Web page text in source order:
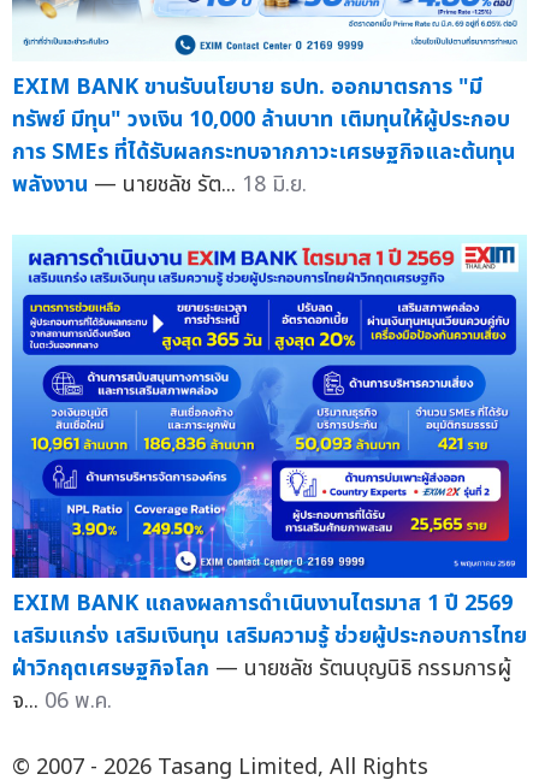
EXIM BANK ขานรับนโยบาย ธปท. ออกมาตรการ "มี
ทรัพย์ มีทุน" วงเงิน 10,000 ล้านบาท เติมทุนให้ผู้ประกอบ
การ SMEs ที่ได้รับผลกระทบจากภาวะเศรษฐกิจและต้นทุน
พลังงาน — นายชลัช รัต... 18 มิ.ย.
EXIM BANK แถลงผลการดำเนินงานไตรมาส 1 ปี 2569
เสริมแกร่ง เสริมเงินทุน เสริมความรู้ ช่วยผู้ประกอบการไทย
ฝ่าวิกฤตเศรษฐกิจโลก — นายชลัช รัตนบุญนิธิ กรรมการผู้
จ... 06 พ.ค.
© 2007 - 2026 Tasang Limited, All Rights